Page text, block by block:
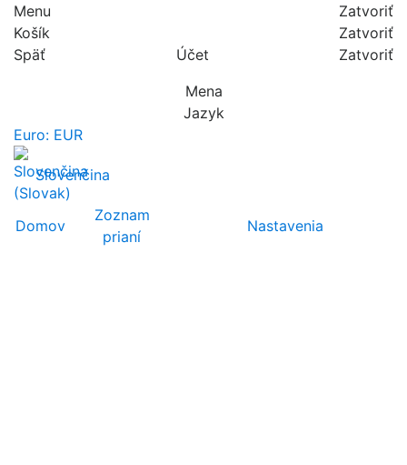
Menu
Zatvoriť
Košík
Zatvoriť
Späť
Účet
Zatvoriť
Mena
Jazyk
Euro: EUR
Slovenčina
Domov
Zoznam
prianí
Nastavenia